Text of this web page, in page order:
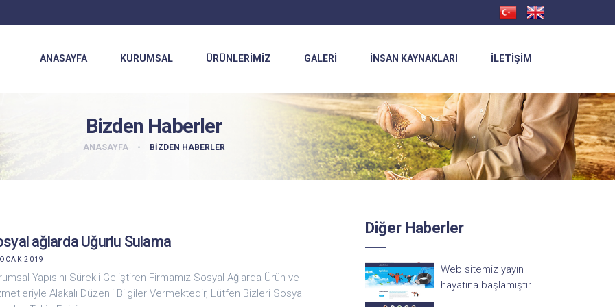
ANASAYFA KURUMSAL ÜRÜNLERIMIZ GALERI İNSAN KAYNAKLARI İLETIŞIM
Bizden Haberler
ANASAYFA - BIZDEN HABERLER
ağlarda Uğurlu Sulama
2019
Yapısını Sürekli Geliştiren Firmamız Sosyal Ağlarda Ürün ve
Alakalı Düzenli Bilgiler Vermektedir, Lütfen Bizleri Sosyal
Diğer Haberler
Web sitemiz yayın
hayatına başlamıştır.